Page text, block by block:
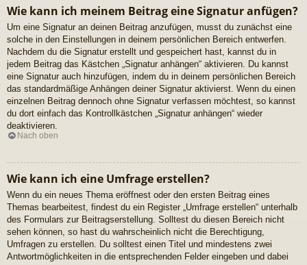
Wie kann ich meinem Beitrag eine Signatur anfügen?
Um eine Signatur an deinen Beitrag anzufügen, musst du zunächst eine
solche in den Einstellungen in deinem persönlichen Bereich entwerfen.
Nachdem du die Signatur erstellt und gespeichert hast, kannst du in
jedem Beitrag das Kästchen „Signatur anhängen“ aktivieren. Du kannst
eine Signatur auch hinzufügen, indem du in deinem persönlichen Bereich
das standardmäßige Anhängen deiner Signatur aktivierst. Wenn du einen
einzelnen Beitrag dennoch ohne Signatur verfassen möchtest, so kannst
du dort einfach das Kontrollkästchen „Signatur anhängen“ wieder
deaktivieren.
Nach oben
Wie kann ich eine Umfrage erstellen?
Wenn du ein neues Thema eröffnest oder den ersten Beitrag eines
Themas bearbeitest, findest du ein Register „Umfrage erstellen“ unterhalb
des Formulars zur Beitragserstellung. Solltest du diesen Bereich nicht
sehen können, so hast du wahrscheinlich nicht die Berechtigung,
Umfragen zu erstellen. Du solltest einen Titel und mindestens zwei
Antwortmöglichkeiten in die entsprechenden Felder eingeben und dabei